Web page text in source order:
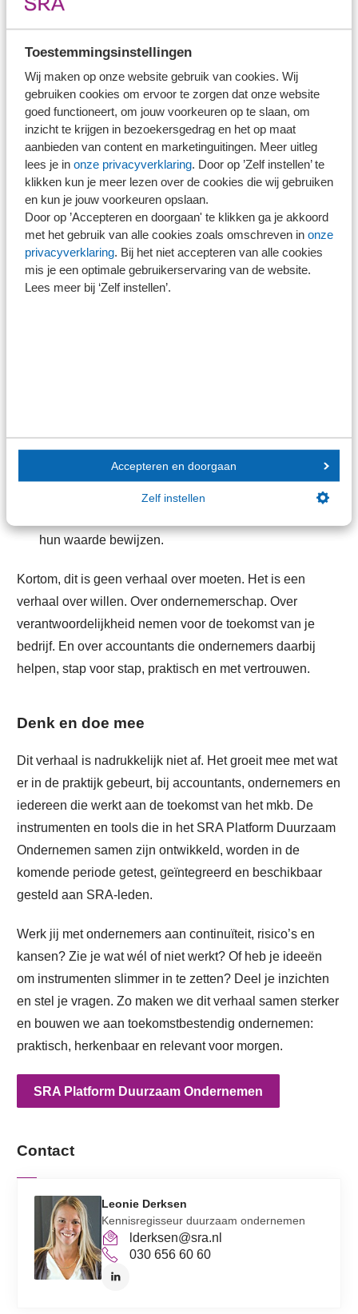
Toestemmingsinstellingen
Wij maken op onze website gebruik van cookies. Wij
gebruiken cookies om ervoor te zorgen dat onze website
goed functioneert, om jouw voorkeuren op te slaan, om
inzicht te krijgen in bezoekersgedrag en het op maat
aanbieden van content en marketinguitingen. Meer uitleg
lees je in onze privacyverklaring. Door op ’Zelf instellen’ te
klikken kun je meer lezen over de cookies die wij gebruiken
en kun je jouw voorkeuren opslaan.
Door op ’Accepteren en doorgaan' te klikken ga je akkoord
met het gebruik van alle cookies zoals omschreven in onze
privacyverklaring. Bij het niet accepteren van alle cookies
mis je een optimale gebruikerservaring van de website.
Lees meer bij ‘Zelf instellen’.
Accepteren en doorgaan
Zelf instellen
wegen, data te benutten en plannen concreet te krijgen.
Dat vraagt wel om verdieping. In de klant, in de sector en
in de context waarin een bedrijf opereert. De
instrumenten en checklists die de werkgroepen van het
SRA-platform Duurzaam Ondernemen hebben
ontwikkeld, zijn daarbij waardevolle hulpmiddelen. Maar
ze zijn pas echt effectief als ze worden ingezet in het
gesprek tussen ondernemer en adviseur.
De accountant helpt niet door alles over te nemen, maar
door de juiste vragen te stellen. Door samen prioriteiten
te bepalen en ambities te vertalen naar acties die
uitvoerbaar zijn en passen bij het bedrijf.
moed om eerlijk te kijken naar kwetsbaarheden;
hun waarde bewijzen.
Kortom, dit is geen verhaal over moeten. Het is een
verhaal over willen. Over ondernemerschap. Over
verantwoordelijkheid nemen voor de toekomst van je
bedrijf. En over accountants die ondernemers daarbij
helpen, stap voor stap, praktisch en met vertrouwen.
Denk en doe mee
Dit verhaal is nadrukkelijk niet af. Het groeit mee met wat
er in de praktijk gebeurt, bij accountants, ondernemers en
iedereen die werkt aan de toekomst van het mkb. De
instrumenten en tools die in het SRA Platform Duurzaam
Ondernemen samen zijn ontwikkeld, worden in de
komende periode getest, geïntegreerd en beschikbaar
gesteld aan SRA-leden.
Werk jij met ondernemers aan continuïteit, risico’s en
kansen? Zie je wat wél of niet werkt? Of heb je ideeën
om instrumenten slimmer in te zetten? Deel je inzichten
en stel je vragen. Zo maken we dit verhaal samen sterker
en bouwen we aan toekomstbestendig ondernemen:
praktisch, herkenbaar en relevant voor morgen.
SRA Platform Duurzaam Ondernemen
Contact
Leonie Derksen
Kennisregisseur duurzaam ondernemen
lderksen@sra.nl
030 656 60 60